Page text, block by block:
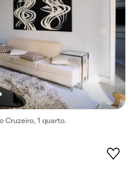
Cruzeiro, 1 quarto.